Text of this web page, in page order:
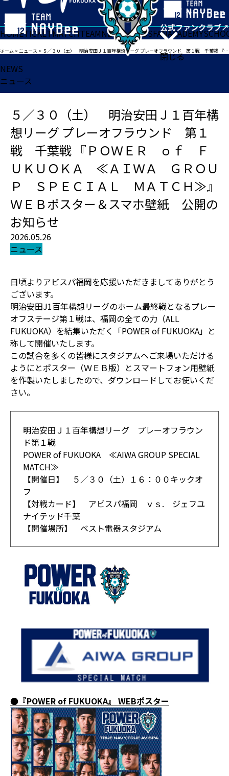
閉じる
HOMETICKETMATCHTEAMNEWSGOODSFANACADEMY
ホーム >ニュース > ５／３０（土） 明治安田Ｊ１百年構想リーグ プレーオフラウンド 第１戦 千葉戦 『ＰＯＷＥＲ ｏｆ ＦＵＫＵＯＫＡ ≪ＡＩＷＡ ＧＲＯＵＰ ＳＰＥＣＩＡＬ ＭＡＴＣＨ≫』 ＷＥＢポスター＆スマホ壁紙 公開のお知らせ
NEWS
ニュース
５／３０（土） 明治安田Ｊ１百年構
想リーグ プレーオフラウンド 第１
戦 千葉戦 『ＰＯＷＥＲ ｏｆ Ｆ
ＵＫＵＯＫＡ ≪ＡＩＷＡ ＧＲＯＵ
Ｐ ＳＰＥＣＩＡＬ ＭＡＴＣＨ≫』
ＷＥＢポスター＆スマホ壁紙 公開の
お知らせ
2026.05.26
ニュース
日頃よりアビスパ福岡を応援いただきましてありがとう
ございます。
明治安田J1百年構想リーグのホーム最終戦となるプレー
オフステージ第１戦は、福岡の全ての力（ALL
FUKUOKA）を結集いただく「POWER of FUKUOKA」と
称して開催いたします。
この試合を多くの皆様にスタジアムへご来場いただける
ようにとポスター（ＷＥＢ版）とスマートフォン用壁紙
を作製いたしましたので、ダウンロードしてお使いくだ
さい。
明治安田Ｊ１百年構想リーグ プレーオフラウン
ド第１戦
POWER of FUKUOKA ≪AIWA GROUP SPECIAL
MATCH≫
【開催日】 ５／３０（土）１６：００キックオ
フ
【対戦カード】 アビスパ福岡 ｖｓ. ジェフユ
ナイテッド千葉
【開催場所】 ベスト電器スタジアム
●『POWER of FUKUOKA』 WEBポスター